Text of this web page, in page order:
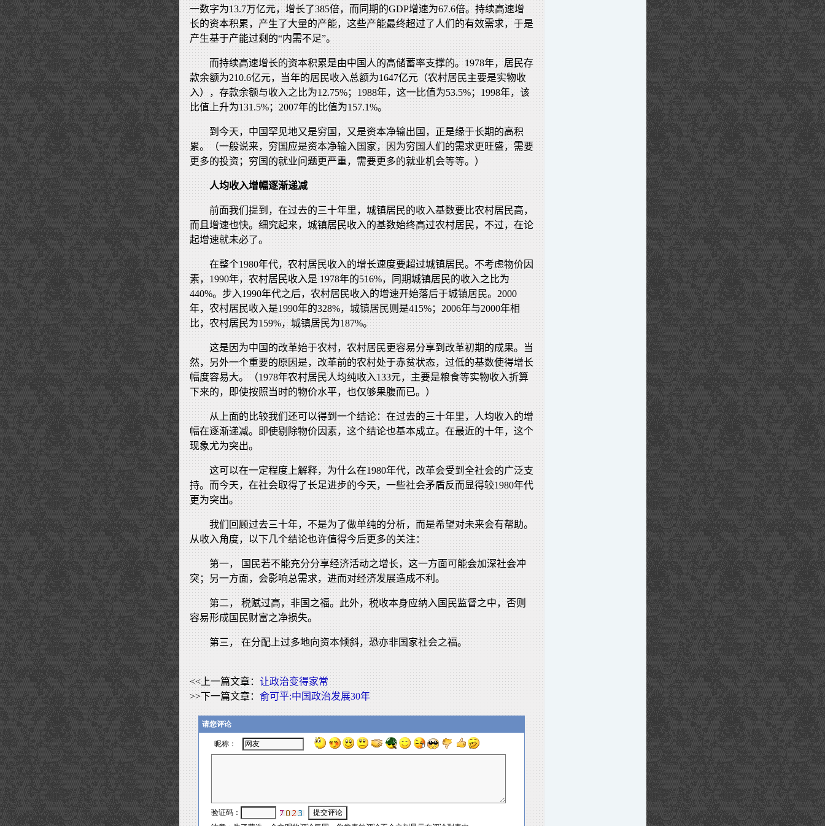
一数字为13.7万亿元，增长了385倍，而同期的GDP增速为67.6倍。持续高速增
长的资本积累，产生了大量的产能，这些产能最终超过了人们的有效需求，于是
产生基于产能过剩的“内需不足”。
而持续高速增长的资本积累是由中国人的高储蓄率支撑的。1978年，居民存
款余额为210.6亿元，当年的居民收入总额为1647亿元（农村居民主要是实物收
入），存款余额与收入之比为12.75%；1988年，这一比值为53.5%；1998年，该
比值上升为131.5%；2007年的比值为157.1%。
到今天，中国罕见地又是穷国，又是资本净输出国，正是缘于长期的高积
累。（一般说来，穷国应是资本净输入国家，因为穷国人们的需求更旺盛，需要
更多的投资；穷国的就业问题更严重，需要更多的就业机会等等。）
人均收入增幅逐渐递减
前面我们提到，在过去的三十年里，城镇居民的收入基数要比农村居民高，
而且增速也快。细究起来，城镇居民收入的基数始终高过农村居民，不过，在论
起增速就未必了。
在整个1980年代，农村居民收入的增长速度要超过城镇居民。不考虑物价因
素，1990年，农村居民收入是 1978年的516%，同期城镇居民的收入之比为
440%。步入1990年代之后，农村居民收入的增速开始落后于城镇居民。2000
年，农村居民收入是1990年的328%，城镇居民则是415%；2006年与2000年相
比，农村居民为159%，城镇居民为187%。
这是因为中国的改革始于农村，农村居民更容易分享到改革初期的成果。当
然，另外一个重要的原因是，改革前的农村处于赤贫状态，过低的基数使得增长
幅度容易大。（1978年农村居民人均纯收入133元，主要是粮食等实物收入折算
下来的，即使按照当时的物价水平，也仅够果腹而已。）
从上面的比较我们还可以得到一个结论：在过去的三十年里，人均收入的增
幅在逐渐递减。即使剔除物价因素，这个结论也基本成立。在最近的十年，这个
现象尤为突出。
这可以在一定程度上解释，为什么在1980年代，改革会受到全社会的广泛支
持。而今天，在社会取得了长足进步的今天，一些社会矛盾反而显得较1980年代
更为突出。
我们回顾过去三十年，不是为了做单纯的分析，而是希望对未来会有帮助。
从收入角度，以下几个结论也许值得今后更多的关注：
第一， 国民若不能充分分享经济活动之增长，这一方面可能会加深社会冲
突；另一方面，会影响总需求，进而对经济发展造成不利。
第二， 税赋过高，非国之福。此外，税收本身应纳入国民监督之中，否则
容易形成国民财富之净损失。
第三， 在分配上过多地向资本倾斜，恐亦非国家社会之福。
<<上一篇文章： 让政治变得家常
>>下一篇文章： 俞可平:中国政治发展30年